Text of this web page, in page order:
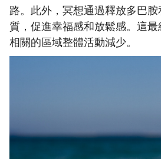
路。此外，冥想通過釋放多巴
質，促進幸福感和放鬆感。這
相關的區域整體活動減少。